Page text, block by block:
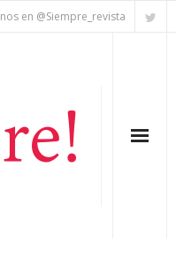
en @Siempre_revista